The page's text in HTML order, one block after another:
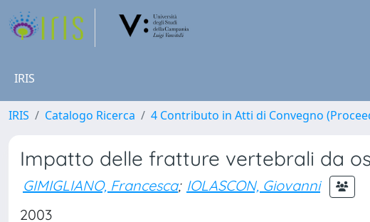
IRIS
IRIS Catalogo Ricerca 4 Contributo in Atti di Convegno
Impatto delle fratture vertebrali da
GIMIGLIANO, Francesca; IOLASCON, Giovanni
2003